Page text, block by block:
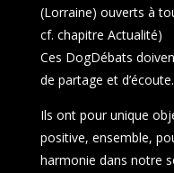
(Lorraine) ouverts à
cf. chapitre Actualité)
Ces DogDébats
de partage et d’écoute.
Ils ont pour unique
positive, ensemble,
harmonie dans notre